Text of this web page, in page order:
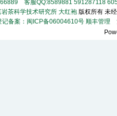
客服QQ:8589881 591287118
茶科学技术研究所 大红袍 版权所有 未
备案：闽ICP备06004610号 顺丰管理